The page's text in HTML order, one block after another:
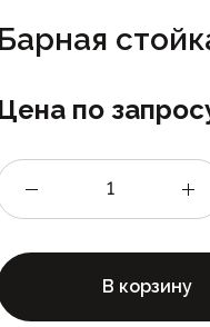
Барная
Цена по
В корзину